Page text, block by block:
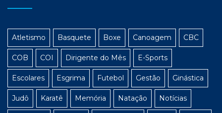
Atletismo Basquete Boxe Canoagem CBC
COB COI Dirigente do Mês E-Sports
Escolares Esgrima Futebol Gestão Ginástica
Judô Karatê Memória Natação Notícias